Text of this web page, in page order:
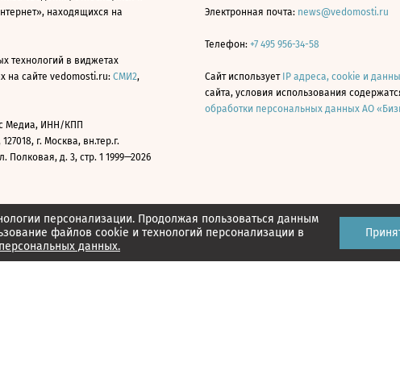
персонализации. Продолжая пользоваться данным
файлов cookie и технологий персонализации в
данных.
находящихся на
технологий в виджетах
на сайте vedomosti.ru: СМИ2,
Медиа, ИНН/КПП
127018, г. Москва, вн.тер.г.
д. 3, стр. 1 1999—2026
Электронная почта: news@vedomosti.ru
Телефон: +7 495 956-34-58
Сайт использует IP адреса, cookie и
сайта, условия использования
обработки персональных данных АО